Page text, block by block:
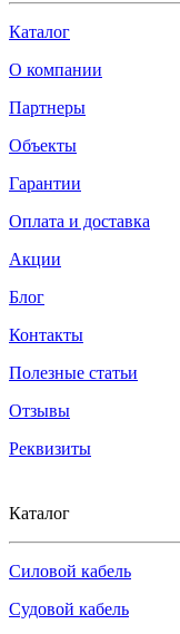
Каталог
О компании
Партнеры
Объекты
Гарантии
Оплата и доставка
Акции
Блог
Контакты
Полезные статьи
Отзывы
Реквизиты
Каталог
Силовой кабель
Судовой кабель